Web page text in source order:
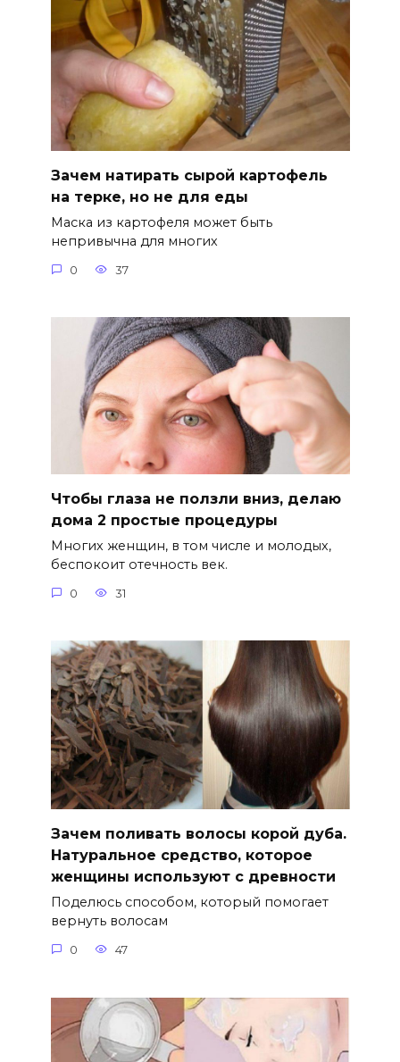
Зачем натирать сырой картофель
на терке, но не для еды
Маска из картофеля может быть
непривычна для многих
0 37
Чтобы глаза не ползли вниз, делаю
дома 2 простые процедуры
Многих женщин, в том числе и молодых,
беспокоит отечность век.
0 31
Зачем поливать волосы корой дуба.
Натуральное средство, которое
женщины используют с древности
Поделюсь способом, который помогает
вернуть волосам
0 47